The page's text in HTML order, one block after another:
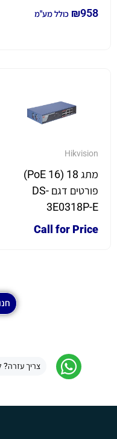
₪958 כולל מע"מ
Hikvision
מתג 18 (16 PoE)
פורטים דגם DS-
3E0318P-E
Call for Price
צריך